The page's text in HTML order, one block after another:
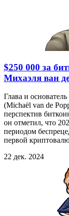
$250 000 за
Михаэля ван
Глава и
(Michaël van de
перспектив
он отметил, что
периодом
первой
22 дек. 2024